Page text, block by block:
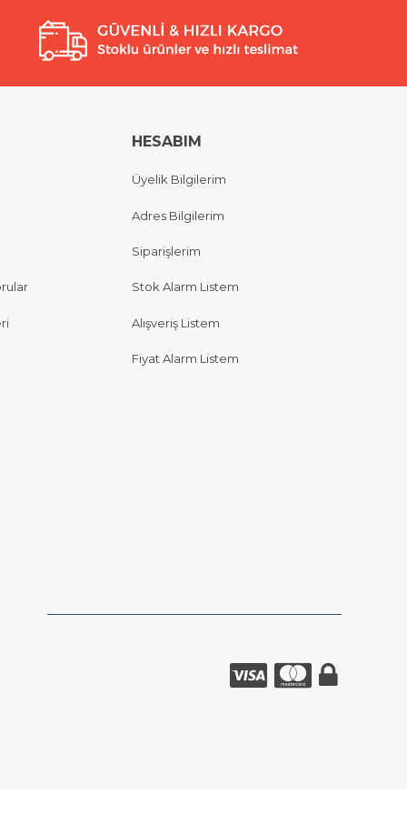
HESABIM
Üyelik Bilgilerim
Adres Bilgilerim
Siparişlerim
Stok Alarm Listem
Alışveriş Listem
Fiyat Alarm Listem